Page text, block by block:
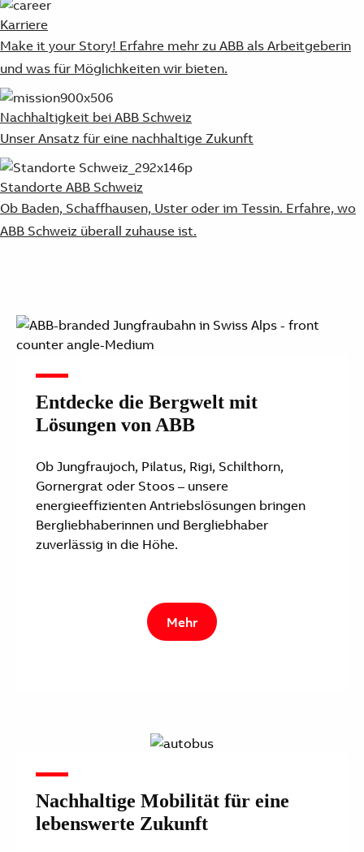
Karriere
Make it your Story! Erfahre mehr zu ABB als Arbeitgeberin
und was für Möglichkeiten wir bieten.
Nachhaltigkeit bei ABB Schweiz
Unser Ansatz für eine nachhaltige Zukunft
Standorte ABB Schweiz
Ob Baden, Schaffhausen, Uster oder im Tessin. Erfahre, wo
ABB Schweiz überall zuhause ist.
Entdecke die Bergwelt mit
Lösungen von ABB
Ob Jungfraujoch, Pilatus, Rigi, Schilthorn,
Gornergrat oder Stoos – unsere
energieeffizienten Antriebslösungen bringen
Bergliebhaberinnen und Bergliebhaber
zuverlässig in die Höhe.
Mehr
Nachhaltige Mobilität für eine
lebenswerte Zukunft